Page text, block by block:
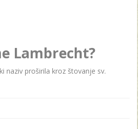
Lambrecht?
naziv proširila kroz štovanje sv.